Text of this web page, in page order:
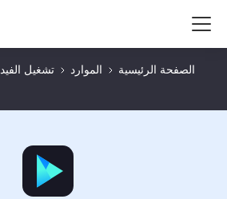
الصفحة الرئيسية الموارد تشغيل